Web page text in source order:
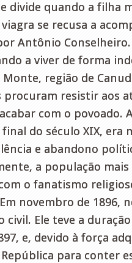
divide quando a filha
se recusa a
Antônio Conselheiro.
a viver de forma
região de
procuram resistir aos
com o povoado.
do século XIX, era
e abandono
a população mais
o fanatismo
novembro de 1896,
Ele teve a
e, devido à força
para conter